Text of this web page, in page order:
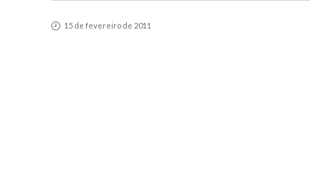
15 de fevereiro de 2011